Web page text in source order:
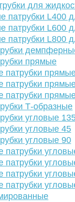
для
патрубки L400
патрубки L600
патрубки L800
прямые
патрубки
патрубки
патрубки
Т-образные
угловые
угловые 45
угловые 90
патрубки
патрубки
патрубки
патрубки